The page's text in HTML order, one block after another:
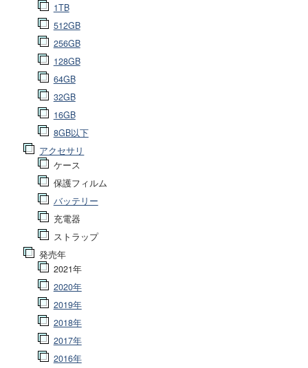
1TB
512GB
256GB
128GB
64GB
32GB
16GB
8GB以下
アクセサリ
ケース
保護フィルム
バッテリー
充電器
ストラップ
発売年
2021年
2020年
2019年
2018年
2017年
2016年